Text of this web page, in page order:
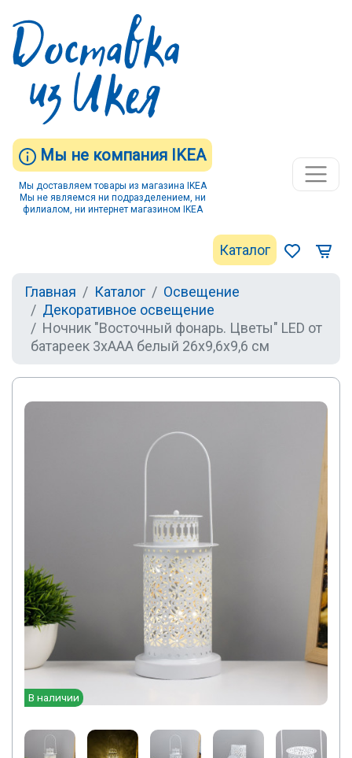
Мы не компания IKEA
Мы доставляем товары из магазина IKEA
Мы не являемся ни подразделением, ни
филиалом, ни интернет магазином IKEA
Каталог
Главная Каталог
Освещение
Декоративное освещение
Ночник "Восточный фонарь. Цветы" LED от
батареек 3хААА белый 26х9,6х9,6 см
В наличии